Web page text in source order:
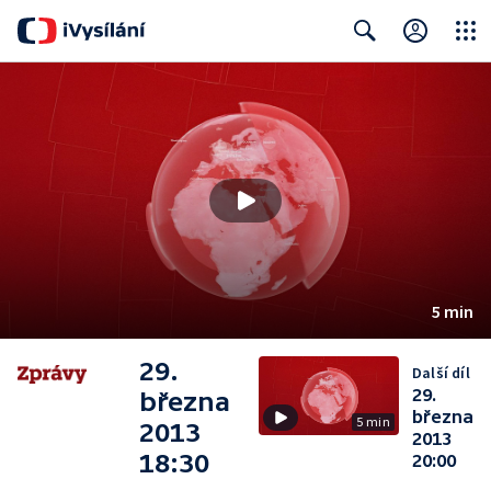
5 min
29.
března
2013
18:30
5 min
Další díl
29.
března
2013
20:00